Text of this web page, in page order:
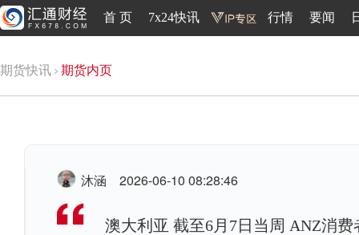
首 页 7x24快讯 行情 要闻
期货快讯 期货内页
沐涵 2026-06-10 08:28:46
澳大利亚 截至6月7日当周 ANZ消